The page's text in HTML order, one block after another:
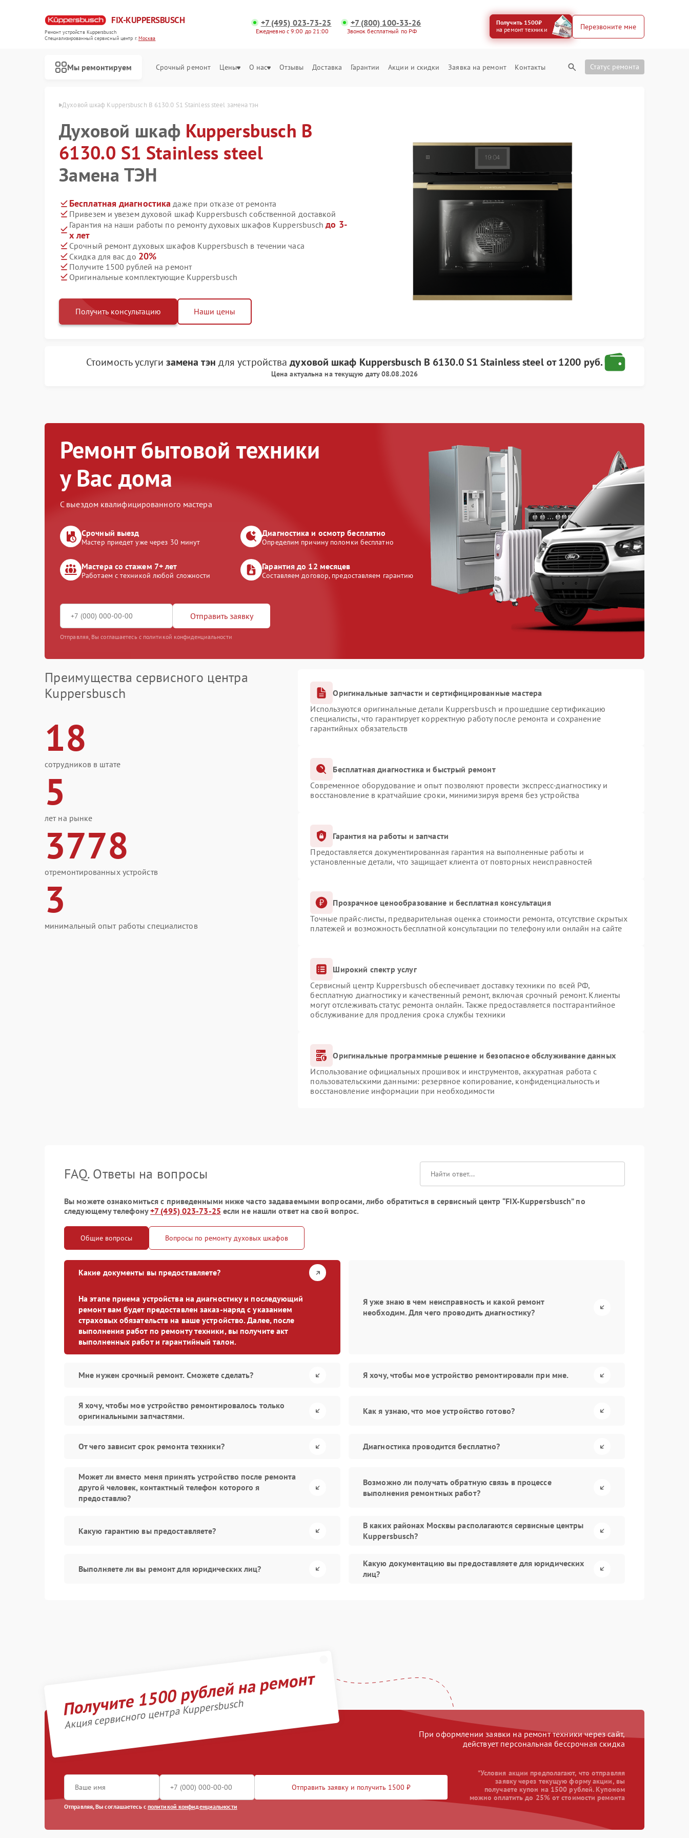
FIX-KUPPERSBUSCH
Ремонт устройств Kuppersbusch
Специализированный cервисный центр г.Москва
+7 (495) 023-73-25
Ежедневно с 9:00 до 21:00
+7 (800) 100-33-26
Звонок бесплатный по РФ
Получить 1500₽
на ремонт техники
Перезвоните мне
Мы ремонтируем Срочный ремонт Цены О нас Отзывы Доставка Гарантии Акции и скидки Заявка на ремонт Контакты Статус ремонта
steel в Москве Духовой шкаф Kuppersbusch B 6130.0 S1 Stainless steel замена тэн
Духовой шкаф Kuppersbusch B
6130.0 S1 Stainless steel
Замена ТЭН
Бесплатная диагностика даже при отказе от ремонта
Привезем и увезем духовой шкаф Kuppersbusch собственной доставкой
Гарантия на наши работы по ремонту духовых шкафов Kuppersbuschдо 3-
х лет
Срочный ремонт духовых шкафов Kuppersbusch в течении часа
Скидка для вас до 20%
Получите 1500 рублей на ремонт
Оригинальные комплектующие Kuppersbusch
Получить консультацию Наши цены
Стоимость услуги замена тэн для устройствадуховой шкаф Kuppersbusch B 6130.0 S1 Stainless steelот1200 руб.
Цена актуальна на текущую дату 08.08.2026
Ремонт бытовой техники
у Вас дома
С выездом квалифицированного мастера
Срочный выезд
Мастер приедет уже через 30 минут
Диагностика и осмотр бесплатно
Определим причину поломки бесплатно
Мастера со стажем 7+ лет
Работаем с техникой любой сложности
Гарантия до 12 месяцев
Составляем договор, предоставляем гарантию
Отправить заявку
Отправляя, Вы соглашаетесь с политикой конфиденциальности
Преимущества сервисного центра
Kuppersbusch
18
сотрудников в штате
5
лет на рынке
3778
отремонтированных устройств
3
минимальный опыт работы специалистов
Оригинальные запчасти и сертифицированные мастера
Используются оригинальные детали Kuppersbusch и прошедшие сертификацию
специалисты, что гарантирует корректную работу после ремонта и сохранение
гарантийных обязательств
Бесплатная диагностика и быстрый ремонт
Современное оборудование и опыт позволяют провести экспресс-диагностику и
восстановление в кратчайшие сроки, минимизируя время без устройства
Гарантия на работы и запчасти
Предоставляется документированная гарантия на выполненные работы и
установленные детали, что защищает клиента от повторных неисправностей
Прозрачное ценообразование и бесплатная консультация
Точные прайс-листы, предварительная оценка стоимости ремонта, отсутствие скрытых
платежей и возможность бесплатной консультации по телефону или онлайн на сайте
Широкий спектр услуг
Сервисный центр Kuppersbusch обеспечивает доставку техники по всей РФ,
бесплатную диагностику и качественный ремонт, включая срочный ремонт. Клиенты
могут отслеживать статус ремонта онлайн. Также предоставляется постгарантийное
обслуживание для продления срока службы техники
Оригинальные программные решение и безопасное обслуживание данных
Использование официальных прошивок и инструментов, аккуратная работа с
пользовательскими данными: резервное копирование, конфиденциальность и
восстановление информации при необходимости
FAQ. Ответы на вопросы
Вы можете ознакомиться с приведенными ниже часто задаваемыми вопросами, либо обратиться в сервисный центр “FIX-Kuppersbusch” по
следующему телефону+7 (495) 023-73-25 если не нашли ответ на свой вопрос.
Общие вопросы Вопросы по ремонту духовых шкафов
Какие документы вы предоставляете?
На этапе приема устройства на диагностику и последующий
ремонт вам будет предоставлен заказ-наряд с указанием
страховых обязательств на ваше устройство. Далее, после
выполнения работ по ремонту техники, вы получите акт
выполненных работ и гарантийный талон.
Я уже знаю в чем неисправность и какой ремонт
необходим. Для чего проводить диагностику?
Мне нужен срочный ремонт. Сможете сделать? Я хочу, чтобы мое устройство ремонтировали при мне.
Я хочу, чтобы мое устройство ремонтировалось только
оригинальными запчастями.
Как я узнаю, что мое устройство готово?
От чего зависит срок ремонта техники? Диагностика проводится бесплатно?
Может ли вместо меня принять устройство после ремонта
другой человек, контактный телефон которого я
предоставлю?
Возможно ли получать обратную связь в процессе
выполнения ремонтных работ?
Какую гарантию вы предоставляете?
В каких районах Москвы располагаются сервисные центры
Kuppersbusch?
Выполняете ли вы ремонт для юридических лиц?
Какую документацию вы предоставляете для юридических
лиц?
Получите 1500 рублей на ремонт
Акция сервисного центра Kuppersbusch
При оформлении заявки на ремонт техники через сайт,
действует персональная бессрочная скидка
Отправить заявку и получить 1500 ₽
Отправляя, Вы соглашаетесь с политикой конфиденциальности
*Условия акции предполагают, что отправляя
заявку через текущую форму акции, вы
получаете купон на 1500 рублей. Купоном
можно оплатить до 25% от стоимости ремонта